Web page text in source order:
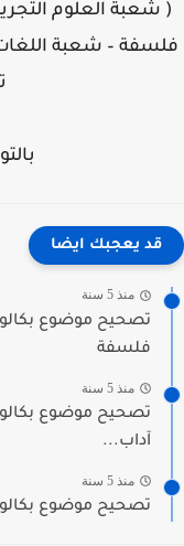
العلوم
– شعبة اللغات
قد يعجبك ايضا
منذ 5 سنة
فلسفة
منذ 5 سنة
آداب...
منذ 5 سنة
تصحيح موضوع بكالوريا 2020 في اللغة العربية شعبة آداب